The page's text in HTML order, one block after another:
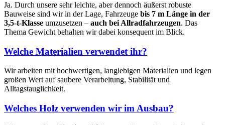
Ja. Durch unsere sehr leichte, aber dennoch äußerst robuste
Bauweise sind wir in der Lage, Fahrzeuge bis 7 m Länge in der
3,5-t-Klasse umzusetzen – auch bei Allradfahrzeugen. Das
Thema Gewicht behalten wir dabei konsequent im Blick.
Welche Materialien verwendet ihr?
Wir arbeiten mit hochwertigen, langlebigen Materialien und legen
großen Wert auf saubere Verarbeitung, Stabilität und
Alltagstauglichkeit.
Welches Holz verwenden wir im Ausbau?